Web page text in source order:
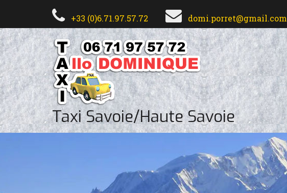
+33 (0)6.71.97.57.72 domi.porret@gmail.com
Taxi Savoie/Haute Savoie